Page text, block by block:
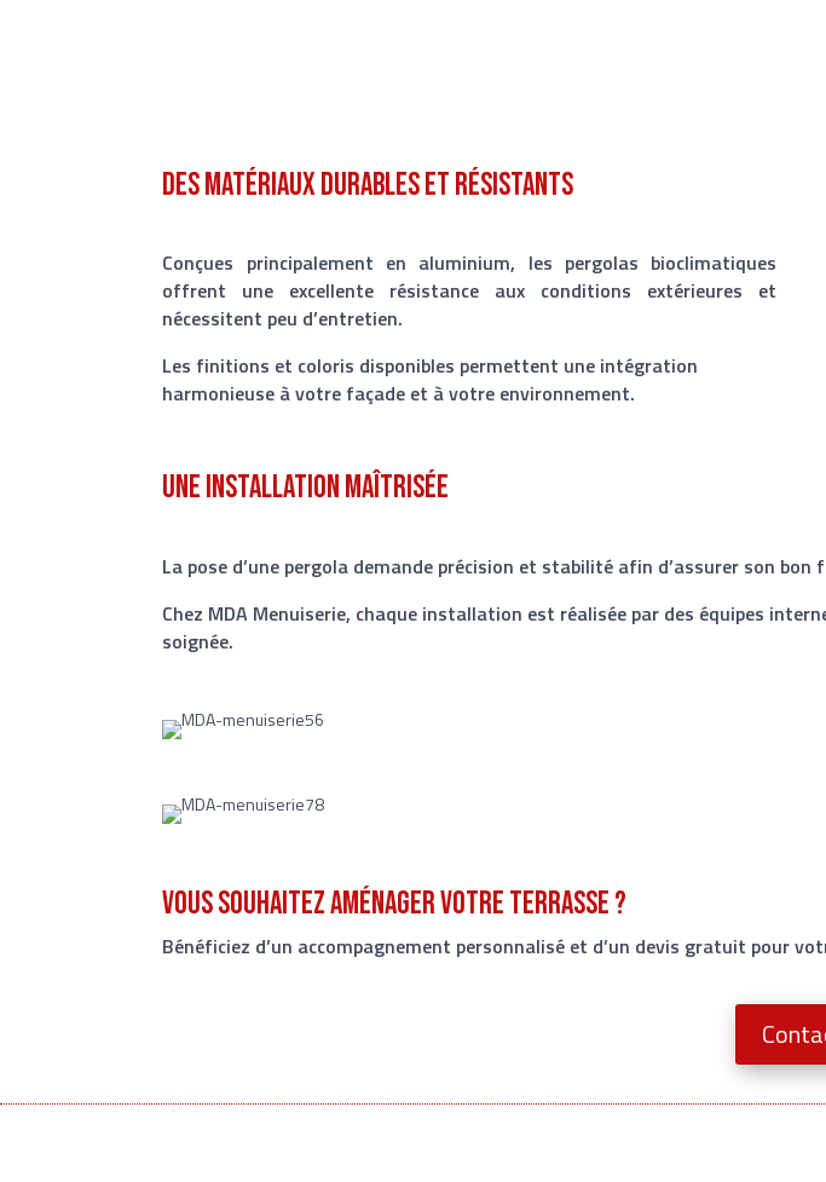
Des matériaux durables et résistants
Conçues principalement en aluminium, les pergolas bioclimatiques
offrent une excellente résistance aux conditions extérieures et
nécessitent peu d’entretien.
Les finitions et coloris disponibles permettent une intégration
harmonieuse à votre façade et à votre environnement.
Une installation maîtrisée
La pose d’une pergola demande précision et stabilité afin d’assurer son
Chez MDA Menuiserie, chaque installation est réalisée par des équipes
soignée.
Vous souhaitez aménager votre terrasse ?
Bénéficiez d’un accompagnement personnalisé et d’un devis gratuit pour